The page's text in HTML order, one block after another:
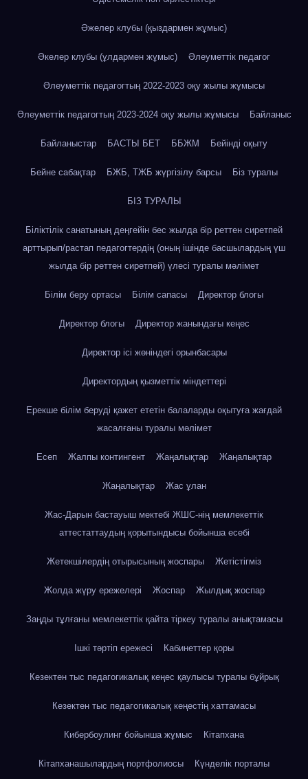
Әжелер клубы (қыздармен жұмыс)
Әкелер клубы (ұлдармен жұмыс) Әлеуметтік педагог
Әлеуметтік педагогтың 2022-2023 оқу жылы жұмысы
Әлеуметтік педагогтың 2023-2024 оқу жылы жұмысы Байланыс
Байланыстар БАСТЫ БЕТ ББЖМ Бейінді оқыту
Бейне сабақтар БЖБ, ТЖБ жүргізілу барсы Біз туралы
БІЗ ТУРАЛЫ
Біліктілік санатының деңгейін бес жылда бір реттен сиретпей
арттырып/растап педагогтердің (оның ішінде басшылардың үш
жылда бір реттен сиретпей) үлесі туралы мәлімет
Білім беру ортасы Білім сапасы Директор блогы
Директор блогы Директор жанындағы кеңес
Директор ісі жөніндегі орынбасары
Директордың қызметтік міндеттері
Ерекше білім беруді қажет ететін балаларды оқытуға жағдай
жасалғаны туралы мәлімет
Есеп Жалпы контингент Жаңалықтар Жаңалықтар
Жаңалықтар Жас ұлан
Жас-Дарын бастауыш мектебі ЖШС-нің мемлекеттік
аттестаттаудың қорытындысы бойынша есебі
Жетекшілердің отырысының жоспары Жетістігміз
Жолда жүру ережелері Жоспар Жылдық жоспар
Заңды тұлғаны мемлекеттік қайта тіркеу туралы анықтамасы
Ішкі тәртіп ережесі Кабинеттер қоры
Кезектен тыс педагогикалық кеңес қаулысы туралы бұйрық
Кезектен тыс педагогикалық кеңестің хаттамасы
Кибербоулинг бойынша жұмыс Кітапхана
Кітапханашылардың портфолиосы Күнделік порталы